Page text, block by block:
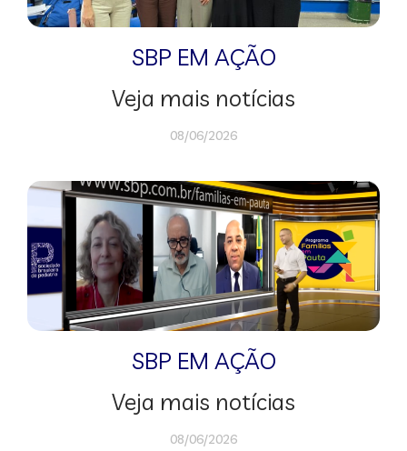
SBP EM AÇÃO
Veja mais notícias
08/06/2026
SBP EM AÇÃO
Veja mais notícias
08/06/2026